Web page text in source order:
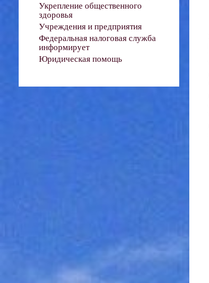
Укрепление общественного
здоровья
Учреждения и предприятия
Федеральная налоговая служба
информирует
Юридическая помощь